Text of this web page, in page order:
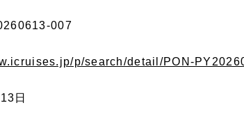
007
p/search/detail/PON-
日